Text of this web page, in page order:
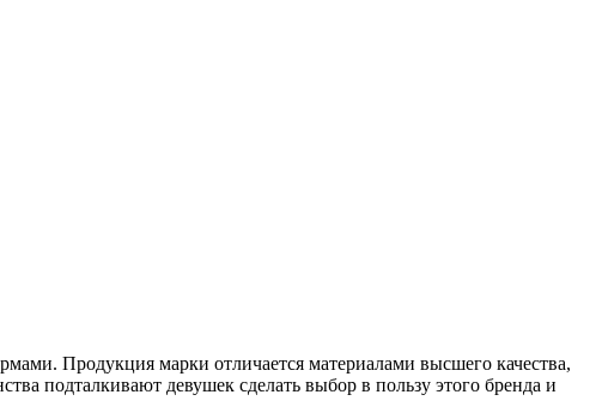
Продукция марки отличается материалами высшего качества,
подталкивают девушек сделать выбор в пользу этого бренда и